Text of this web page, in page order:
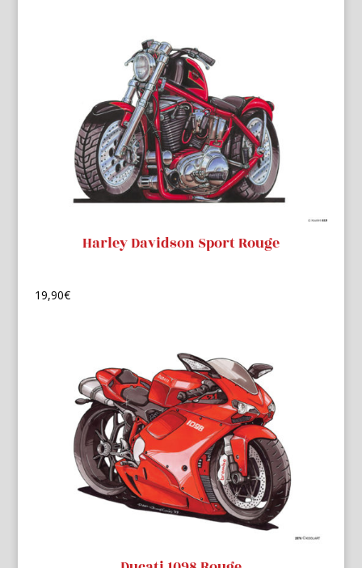
Harley Davidson Sport Rouge
19,90€